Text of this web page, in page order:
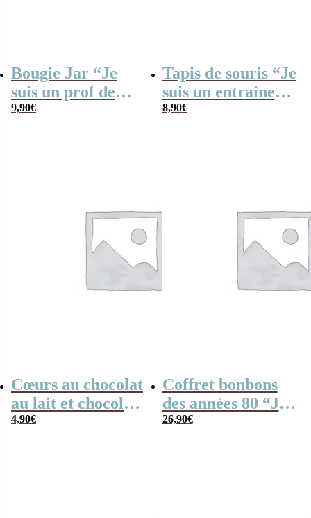
Bougie Jar “Je
suis un prof de
tennis qui
9,90€
Tapis de souris “Je
suis un entraineur
de foot qui
8,90€
Cœurs au chocolat
au lait et chocolat
noir praliné x8
4,90€
Coffret bonbons
des années 80 “Je
suis un prof de
26,90€